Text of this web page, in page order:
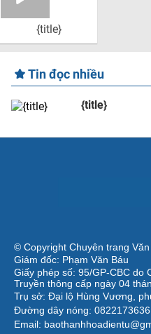
{title}
Tin đọc nhiều
{title}
© Copyright Chuyên trang
Giám đốc: Phạm Văn Báu
Giấy phép số: 95/GP-CBC do
Truyền thông cấp ngày 04
Trụ sở: Đại lộ Hùng Vương,
Đường dây nóng: 0822173636
Email: